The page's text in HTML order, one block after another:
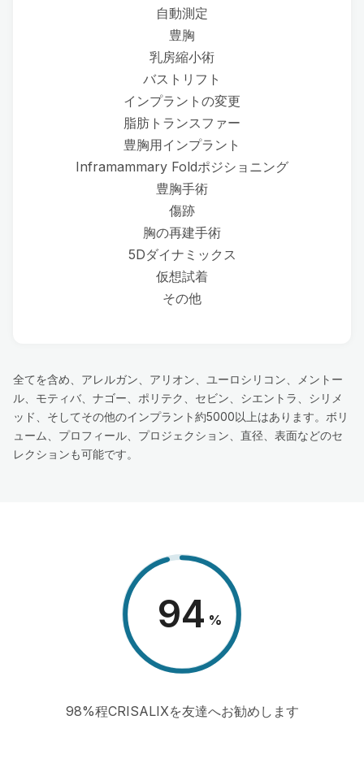
自動測定
豊胸
乳房縮小術
バストリフト
インプラントの変更
脂肪トランスファー
豊胸用インプラント
Inframammary Foldポジショニング
豊胸手術
傷跡
胸の再建手術
5Dダイナミックス
仮想試着
その他
全てを含め、アレルガン、アリオン、ユーロシリコン、メントー
ル、モティバ、ナゴー、ポリテク、セビン、シエントラ、シリメ
ッド、そしてその他のインプラント約5000以上はあります。ボリ
ューム、プロフィール、プロジェクション、直径、表面などのセ
レクションも可能です。
98 %
98%程CRISALIXを友達へお勧めします